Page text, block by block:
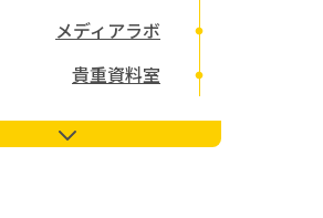
メディアラボ
貴重資料室
関連機関